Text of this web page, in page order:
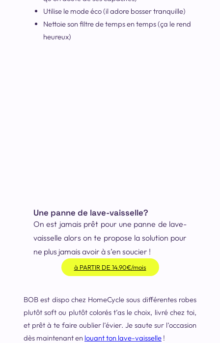
Utilise le mode éco (il adore bosser tranquille)
Nettoie son filtre de temps en temps (ça le rend
heureux)
Une panne de lave-vaisselle?
On est jamais prêt pour une panne de lave-
vaisselle alors on te propose la solution pour
ne plus jamais avoir à s’en soucier !
à PARTIR DE 14.90€/mois
BOB est dispo chez HomeCycle sous différentes robes
plutôt soft ou plutôt colorés t’as le choix, livré chez toi,
et prêt à te faire oublier l’évier. Je saute sur l’occasion
dès maintenant en louant ton lave-vaisselle !